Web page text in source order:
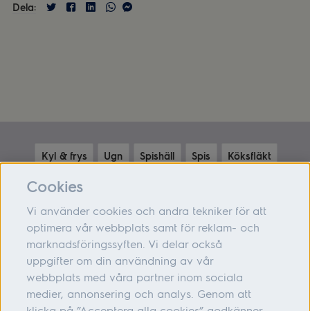
Dela:
Kyl & frys Ugn Spishäll Spis Köksfläkt
Om oss
Hjälp
Följ oss
Cookies
Vi använder cookies och andra tekniker för att
optimera vår webbplats samt för reklam- och
marknadsföringssyften. Vi delar också
uppgifter om din användning av vår
webbplats med våra partner inom sociala
medier, annonsering och analys. Genom att